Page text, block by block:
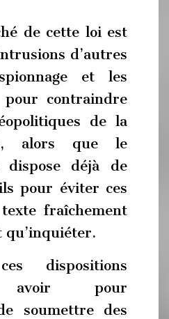
de cette loi est
d’autres
et les
pour contraindre
de la
alors que le
dispose déjà de
pour éviter ces
fraîchement
qu’inquiéter.
dispositions
avoir pour
soumettre des